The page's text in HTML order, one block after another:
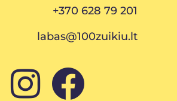
+370 628 79 201
labas@100zuikiu.lt